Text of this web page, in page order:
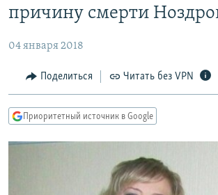
основному
Вернутся
главной
навигации
Вернутся
АВТОРСКИЕ ПРОЕКТЫ
ЦИТАТЫ СВОБОДЫ
МНЕНИЯ
IDEL.РЕАЛИИ
причину смерти
04 января 2018
Поделиться Читать без VPN
Приоритетный источник в Google